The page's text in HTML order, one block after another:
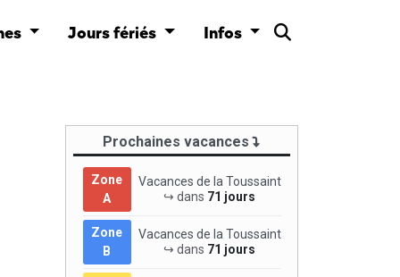
Jours fériés Infos
Prochaines vacances
Zone
A
Vacances de la Toussaint
↪ dans 71 jours
Zone
B
Vacances de la Toussaint
↪ dans 71 jours